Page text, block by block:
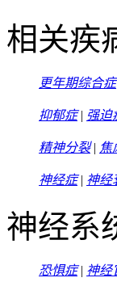
相关疾
更年期综合症
抑郁症| 强迫
精神分裂| 焦
神经症| 神经
神经系
恐惧症| 神经